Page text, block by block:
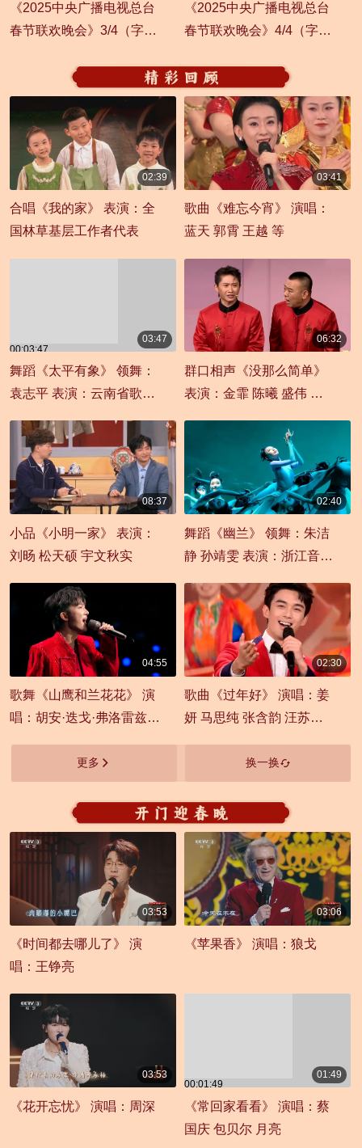
《2025中央广播电视总台
春节联欢晚会》3/4（字幕
《2025中央广播电视总台
春节联欢晚会》4/4（字幕
02:39
合唱《我的家》 表演：全
国林草基层工作者代表
03:41
歌曲《难忘今宵》 演唱：
蓝天 郭霄 王越 等
00:03:47
03:47
舞蹈《太平有象》 领舞：
袁志平 表演：云南省歌舞
06:32
群口相声《没那么简单》
表演：金霏 陈曦 盛伟 董
08:37
小品《小明一家》 表演：
刘旸 松天硕 宇文秋实
02:40
舞蹈《幽兰》 领舞：朱洁
静 孙靖雯 表演：浙江音乐
04:55
歌舞《山鹰和兰花花》 演
唱：胡安·迭戈·弗洛雷兹
02:30
歌曲《过年好》 演唱：姜
妍 马思纯 张含韵 汪苏泷
更多 换一换
03:53
《时间都去哪儿了》 演
唱：王铮亮
03:06
《苹果香》 演唱：狼戈
03:53
《花开忘忧》 演唱：周深
00:01:49
01:49
《常回家看看》 演唱：蔡
国庆 包贝尔 月亮